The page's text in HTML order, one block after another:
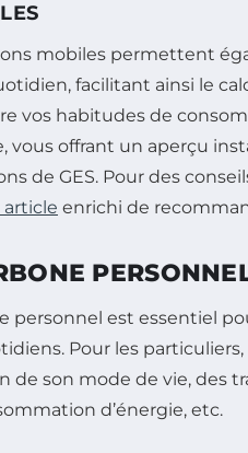
mobiles permettent
facilitant ainsi le
vos habitudes de
vous offrant un aperçu
de GES. Pour des
enrichi de
personnel est essentiel
Pour les
de son mode de vie, des
d’énergie, etc.